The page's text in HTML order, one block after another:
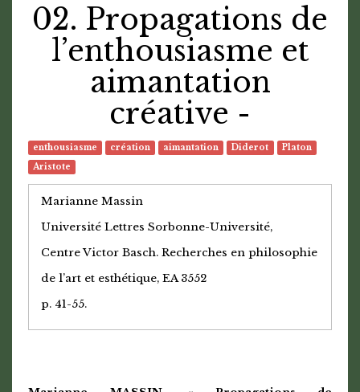
02. Propagations de
l’enthousiasme et
aimantation
créative -
enthousiasme création aimantation Diderot
Platon
Aristote
Marianne Massin
Université Lettres Sorbonne-Université,
Centre Victor Basch. Recherches en philosophie
de l’art et esthétique, EA 3552
p. 41-55.